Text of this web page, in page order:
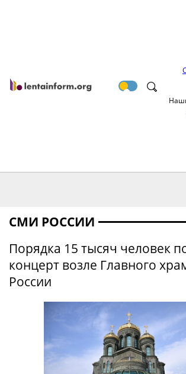
СМИ РОССИИ
Порядка 15 тысяч человек
концерт возле Главного
России